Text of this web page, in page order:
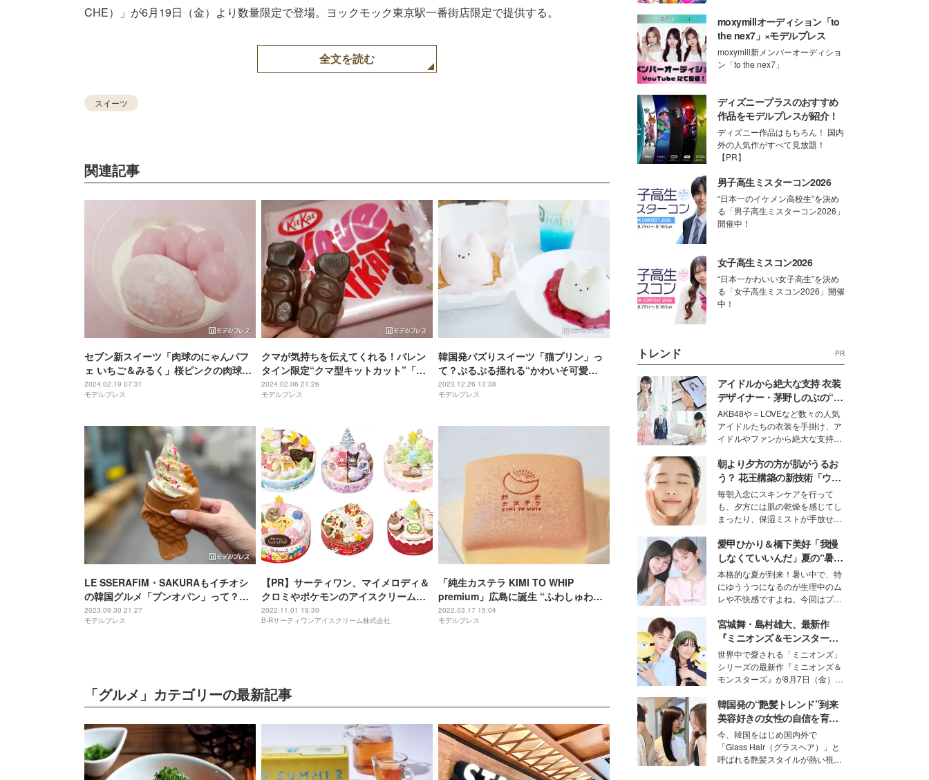
CHE）」が6月19日（金）より数量限定で登場。ヨックモック東京駅一番街店限定で提供する。
全文を読む
スイーツ
関連記事
セブン新スイーツ「肉球のにゃんパフ
ェ いちご＆みるく」桜ピンクの肉球を
愛でて味わう一品
2024.02.19 07:31
モデルプレス
クマが気持ちを伝えてくれる！バレン
タイン限定“クマ型キットカット”「キ
ットカット ハートフルベアー」を食べ
てみた
2024.02.06 21:26
モデルプレス
韓国発バズりスイーツ「猫プリン」っ
て？ぷるぷる揺れる“かわいそ可愛
い”動きが人気のヒミツ
2023.12.26 13:38
モデルプレス
LE SSERAFIM・SAKURAもイチオシ
の韓国グルメ「プンオパン」って？韓
国の秋冬の風物詩は“進化版”にも注目
2023.09.30 21:27
モデルプレス
【PR】サーティワン、マイメロディ＆
クロミやポケモンのアイスクリームケ
ーキや、フレーバーが選べるパーティ
ーセットが登場
2022.11.01 19:30
B-Rサーティワンアイスクリーム株式会社
「純生カステラ KIMI TO WHIP
premium」広島に誕生 “ふわしゅわ食
感”生地が特長
2022.03.17 15:04
モデルプレス
「グルメ」カテゴリーの最新記事
moxymillオーディション「to
the nex7」×モデルプレス
moxymill新メンバーオーディショ
ン「to the nex7」
ディズニープラスのおすすめ
作品をモデルプレスが紹介！
ディズニー作品はもちろん！ 国内
外の人気作がすべて見放題！
【PR】
男子高生ミスターコン2026
“日本一のイケメン高校生”を決め
る「男子高生ミスターコン2026」
開催中！
女子高生ミスコン2026
“日本一かわいい女子高生”を決め
る「女子高生ミスコン2026」開催
中！
トレンド PR
アイドルから絶大な支持 衣装
デザイナー・茅野しのぶの“可
愛い”を作る美学＜「シチズン
クロスシー」インタビュー＞
AKB48や＝LOVEなど数々の人気
アイドルたちの衣装を手掛け、ア
イドルやファンから絶大な支持を
取締役兼クリエイティブディレク
ター・茅野しのぶ。一人ひとりの
個性に寄り添い、魅力を引き出す
衣装作りは、多くの女性たちに勇
気と自信を与え続けている。
朝より夕方の方が肌がうるお
う？ 花王構築の新技術「ウォ
ーターキャプチャリングスキ
ン（捕水肌）」がスキンケア
の常識を変える予感
毎朝入念にスキンケアを行って
も、夕方には肌の乾燥を感じてし
まったり、保湿ミストが手放せな
な美容の常識を大きく変える可能
性を秘めた、革新的な「Water
Capturing Skin（ウォーターキャ
プチャリングスキン：捕水肌）」
技術を、花王が構築した。
愛甲ひかり＆橋下美好「我慢
しなくていいんだ」夏の“暑さ
対策”の新しい選択肢とは？
本格的な夏が到来！暑い中で、特
にゆううつになるのが生理中のム
レや不快感ですよね。今回はプラ
モデル・愛甲ひかりさんと橋下美
好さんを迎えて本音で女子会トー
ク。猛暑のお出かけを快適に過ご
すヒントや、2人が感動した夏の
生理の新常識にも迫りました。
宮城舞・島村雄大、最新作
『ミニオンズ＆モンスター
ズ』の魅力熱弁 ハチャメチャ
だけじゃない“友情と絆”に感
動
世界中で愛される「ミニオンズ」
シリーズの最新作『ミニオンズ＆
モンスターズ』が8月7日（金）に
ニオン好き”という共通点を持つモ
デルの宮城舞と島村雄大の特別対
談をお届け！それぞれの視点か
ら、今作ならではの魅力や予想外
の感動をもたらす奥深いストーリ
ーについて熱く語り合ってもらっ
韓国発の“艶髪トレンド”到来
美容好きの女性の自信を育む
「ヘアケア事情」って？
今、韓国をはじめ国内外で
「Glass Hair（グラスヘア）」と
呼ばれる艶髪スタイルが熱い視線